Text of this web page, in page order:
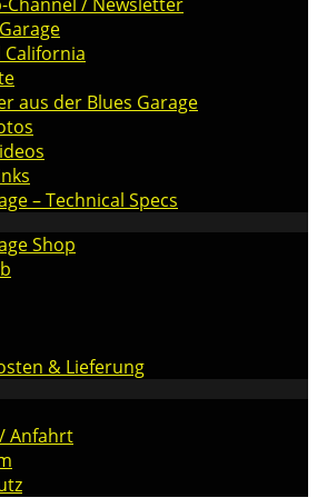
California
aus der Blues Garage
– Technical Specs
Shop
& Lieferung
Anfahrt